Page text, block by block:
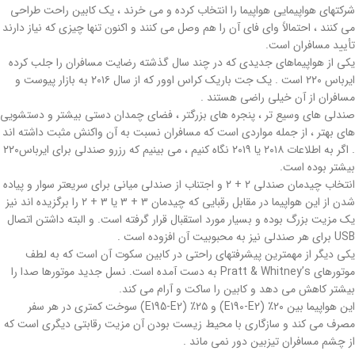
شرکتهای هواپیمایی هواپیما را انتخاب کرده و می خرند ، یک کابین راحت طراحی
می کنند ، احتمالاً وای فای آن را هم وصل می کنند و اکنون تنها چیزی که نیاز دارند
تأیید مسافران است.
یکی از هواپیماهای جدیدی که در چند سال گذشته رضایت مسافران را جلب کرده
ایرباس ۲۲۰ است . یک جت باریک کراس اوور که از سال ۲۰۱۶ به بازار پیوست و
مسافران از آن خیلی راضی هستند .
صندلی های وسیع تر ، پنجره های بزرگتر ، فضای چمدان دستی بیشتر و دستشویی
های بهتر ، از جمله مواردی است که مسافران نسبت به آن واکنش مثبت داشته اند
. اگر به اطلاعات ۲۰۱۸ یا ۲۰۱۹ نگاه کنیم ، می بینیم که رزرو صندلی برای ایرباس۲۲۰
بیشتر بوده است.
انتخاب چیدمان صندلی ۲ + ۲ و اجتناب از صندلی میانی برای سریعتر سوار و پیاده
شدن از این هواپیما در مقابل رقبایی که چیدمان ۳ + ۳ یا ۳ + ۲ را برگزیده اند نیز
یک مزیت بزرگ بوده و بسیار مورد استقبال قرار گرفته است. و البته داشتن اتصال
USB برای هر صندلی نیز به محبوبیت آن افزوده است .
یکی دیگر از مهمترین پیشرفتهای راحتی در کابین سکوت آن است که به لطف
موتورهای Pratt & Whitney’s به دست آمده است. نسل جدید موتورها صدا را
بیشتر کاهش می دهد و کابین را ساکت و آرام می کند.
این هواپیما بین ۲۰٪ (E190-E2) و ۲۵٪ (E195-E2) سوخت کمتری در هر سفر
مصرف می کند و سازگاری با محیط زیست بودن آن مزیت رقابتی دیگری است که
از چشم مسافران تیزبین دور نمی ماند .